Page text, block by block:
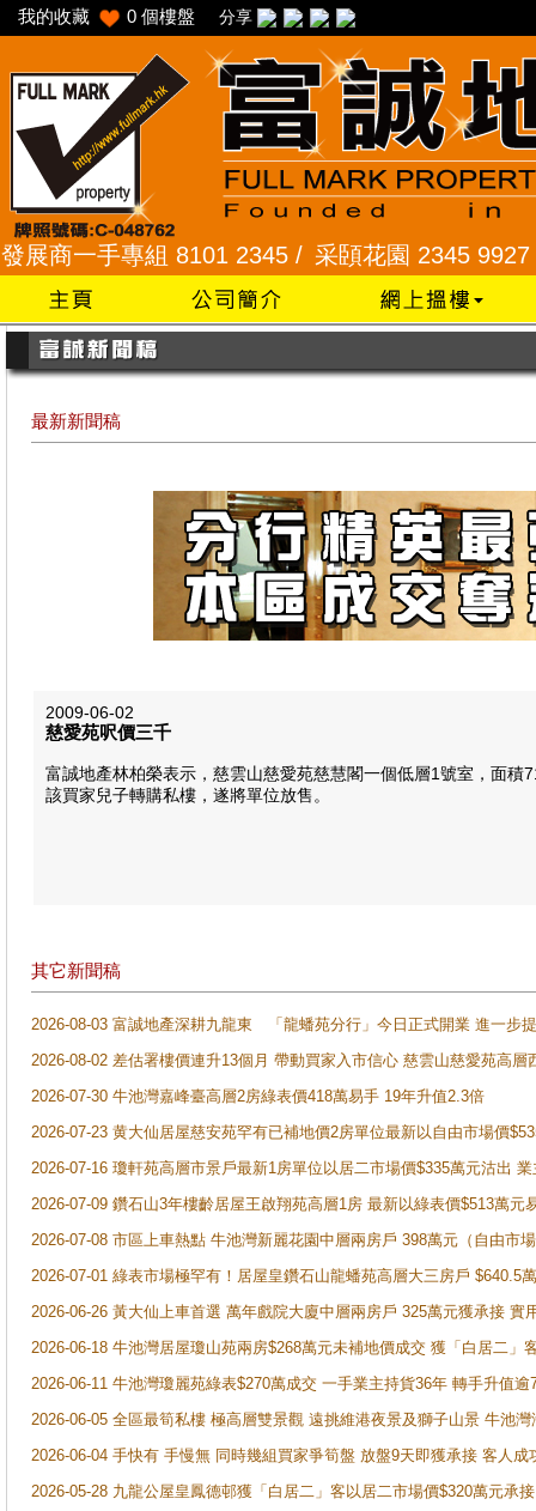
我的收藏 0 個樓盤 分享
一手專組 8101 2345 /采頣花園 2345 9927 /樂
最新新聞稿
2009-06-02
慈愛苑呎價三千
富誠地產林柏榮表示，慈雲山慈愛苑慈慧閣一個低層1號室，面
該買家兒子轉購私樓，遂將單位放售。
其它新聞稿
2026-08-03 富誠地產深耕九龍東 「龍蟠苑分行」今日正式開業 進一步
2026-08-02 差估署樓價連升13個月 帶動買家入市信心 慈雲山慈愛苑高層
2026-07-30 牛池灣嘉峰臺高層2房綠表價418萬易手 19年升值2.3倍
2026-07-23 黄大仙居屋慈安苑罕有已補地價2房單位最新以自由市場價
2026-07-16 瓊軒苑高層市景戶最新1房單位以居二市場價$335萬元沽出
2026-07-09 鑽石山3年樓齡居屋王啟翔苑高層1房 最新以綠表價$513萬元
2026-07-08 市區上車熱點 牛池灣新麗花園中層兩房戶 398萬元（自由市
2026-07-01 綠表市場極罕有！居屋皇鑽石山龍蟠苑高層大三房戶
2026-06-26 黃大仙上車首選 萬年戲院大廈中層兩房戶 325萬元獲承接 實
2026-06-18 牛池灣居屋瓊山苑兩房$268萬元未補地價成交 獲「白居二」
2026-06-11 牛池灣瓊麗苑綠表$270萬成交 一手業主持貨36年 轉手升值逾
2026-06-05 全區最筍私樓 極高層雙景觀 遠挑維港夜景及獅子山景 牛池
2026-06-04 手快有 手慢無 同時幾組買家爭筍盤 放盤9天即獲承接 客人
2026-05-28 九龍公屋皇鳳德邨獲「白居二」客以居二市場價$320萬元承接